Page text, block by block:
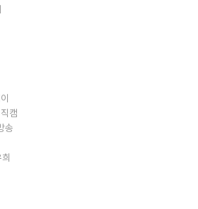
캠
송